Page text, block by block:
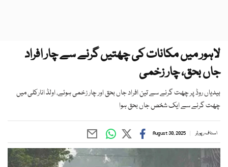
لاہور میں مکانات کی چھتیں گرنے سے چار افراد
جاں بحق، چار زخمی
بیدیاں روڈ پر چھت گرنے سے تین افراد جاں بحق اور چار زخمی ہوئے، اولڈ انارکلی میں
چھت گرنے سے ایک شخص جاں بحق ہوا
اسٹاف رپورٹر August 30, 2025